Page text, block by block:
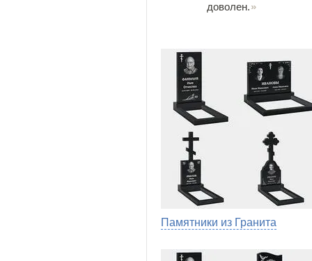
доволен.
Памятники из Гранита